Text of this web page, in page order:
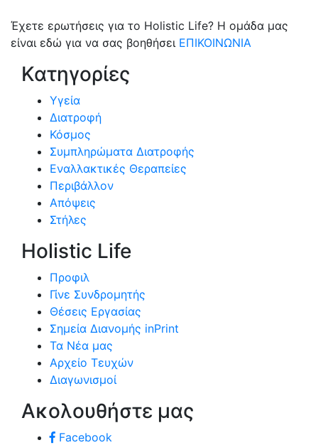
Έχετε ερωτήσεις για το Holistic Life? Η ομάδα μας
είναι εδώ για να σας βοηθήσει ΕΠΙΚΟΙΝΩΝΙΑ
Κατηγορίες
Υγεία
Διατροφή
Κόσμος
Συμπληρώματα Διατροφής
Εναλλακτικές Θεραπείες
Περιβάλλον
Απόψεις
Στήλες
Holistic Life
Προφιλ
Γίνε Συνδρομητής
Θέσεις Εργασίας
Σημεία Διανομής inPrint
Τα Νέα μας
Αρχείο Τευχών
Διαγωνισμοί
Ακολουθήστε μας
Facebook